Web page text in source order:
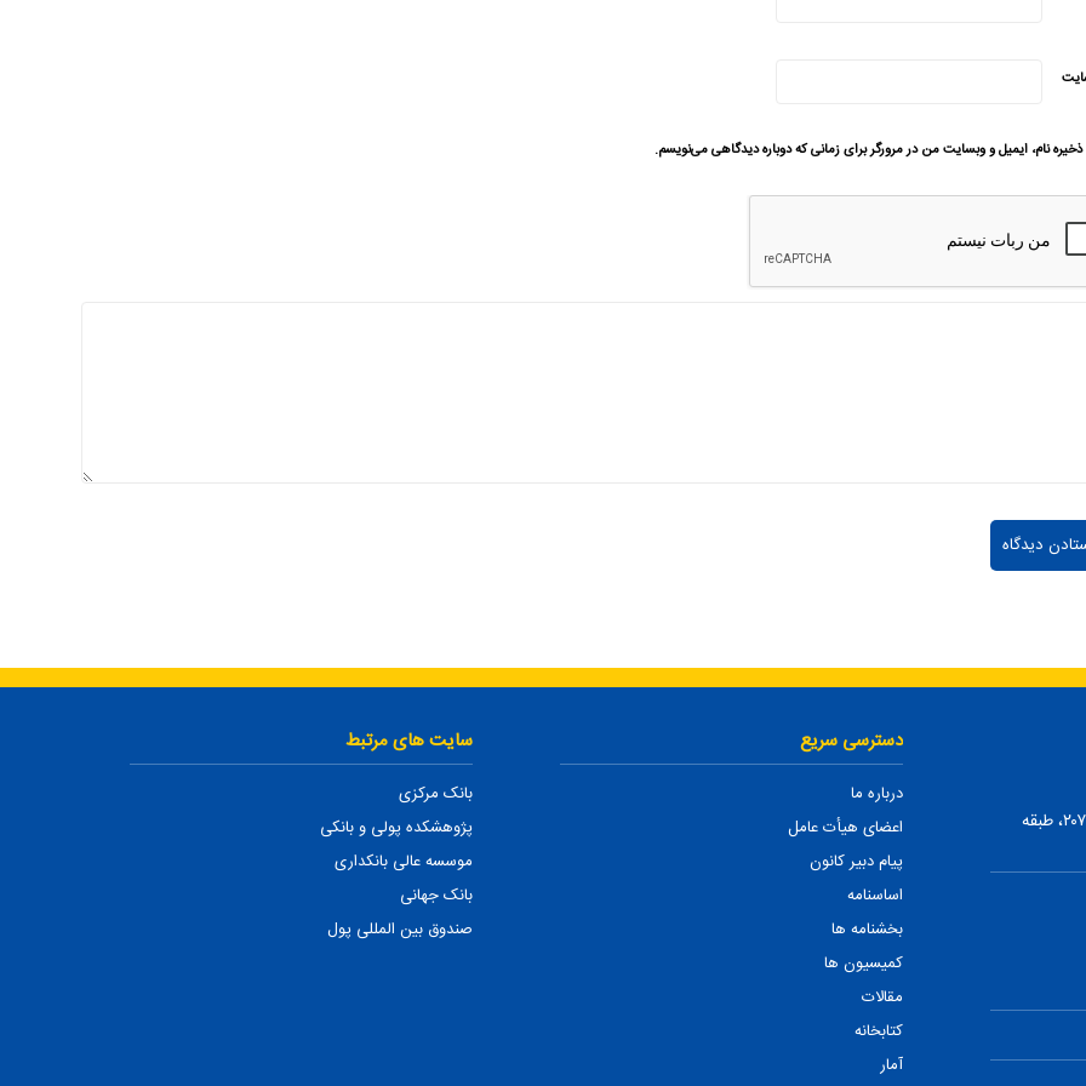
ذخیره نام، ایمیل و وبسایت من در مرورگر برای زمانی که دوباره دیدگاهی می‌نویسم.
تهران، ضلع شمالی بلوار میرداماد، بین نفت و شمس تبریزی، پلاک ۲۰۷، طبقه
دسترسی سریع
درباره ما
اعضای هیأت عامل
پیام دبیر کانون
اساسنامه
بخشنامه ها
کمیسیون ها
مقالات
کتابخانه
آمار
سایت های مرتبط
بانک مرکزی
پژوهشکده پولی و بانکی
موسسه عالی بانکداری
بانک جهانی
صندوق بین المللی پول